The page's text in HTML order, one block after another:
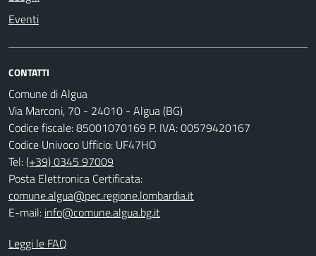
Eventi
CONTATTI
Comune di Algua
Via Marconi, 70 - 24010 - Algua (BG)
Codice fiscale: 85001070169 P. IVA: 00579420167
Codice Univoco Ufficio: UF47HO
Tel:(+39) 0345 97009
Posta Elettronica Certificata:
comune.algua@pec.regione.lombardia.it
E-mail: info@comune.algua.bg.it
Leggi le FAQ